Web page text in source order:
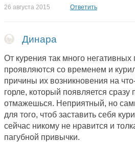
26 августа 2015 Ответить
Динара
От курения так много негативных
проявляются со временем и
причины их возникновения на
горле, который появляется сразу
отмажешься. Неприятный, но
для того, чтоб заставить себя
сейчас никому не нравится и
пагубной привычки.